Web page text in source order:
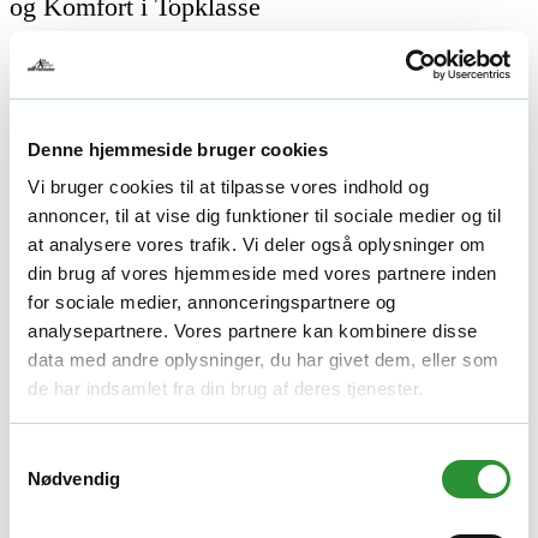
Denne hjemmeside bruger cookies
Vi bruger cookies til at tilpasse vores indhold og
annoncer, til at vise dig funktioner til sociale medier og til
at analysere vores trafik. Vi deler også oplysninger om
din brug af vores hjemmeside med vores partnere inden
for sociale medier, annonceringspartnere og
analysepartnere. Vores partnere kan kombinere disse
data med andre oplysninger, du har givet dem, eller som
de har indsamlet fra din brug af deres tjenester.
Nødvendig
og Komfort i Topklasse
EGO Power+ hækkeklipperen er designet til at levere imponerende
klippeevne på en enkelt opladning. Det velafbalancerede design og
de smarte funktioner gør arbejdet udendørs både lettere og mere
fornøjelse.
Kvalitet og Kraft
Unikt batteri og motor : Drevet af det patenterede ARC
Lithium™-batteri og en børsteløs motor med gearkasse, får du
al den kraft, du har brug for – uden vibrationer, emissioner
eller støjen fra en benzinmotor.
Lang klingelængde: Med en klingelængde på hele 61 cm
kan du skære mere på én gang, hvilket sparer tid og kræfter.
Præcision og Effektivitet
Perfekt skæreevne
: Klingespalten på 26 mm og tanddybden
på 20 mm sikrer høj skærekapacitet.